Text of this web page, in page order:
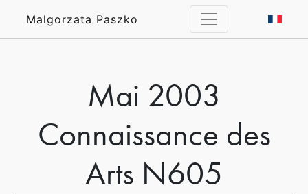
Malgorzata Paszko
Mai 2003
Connaissance des
Arts N605